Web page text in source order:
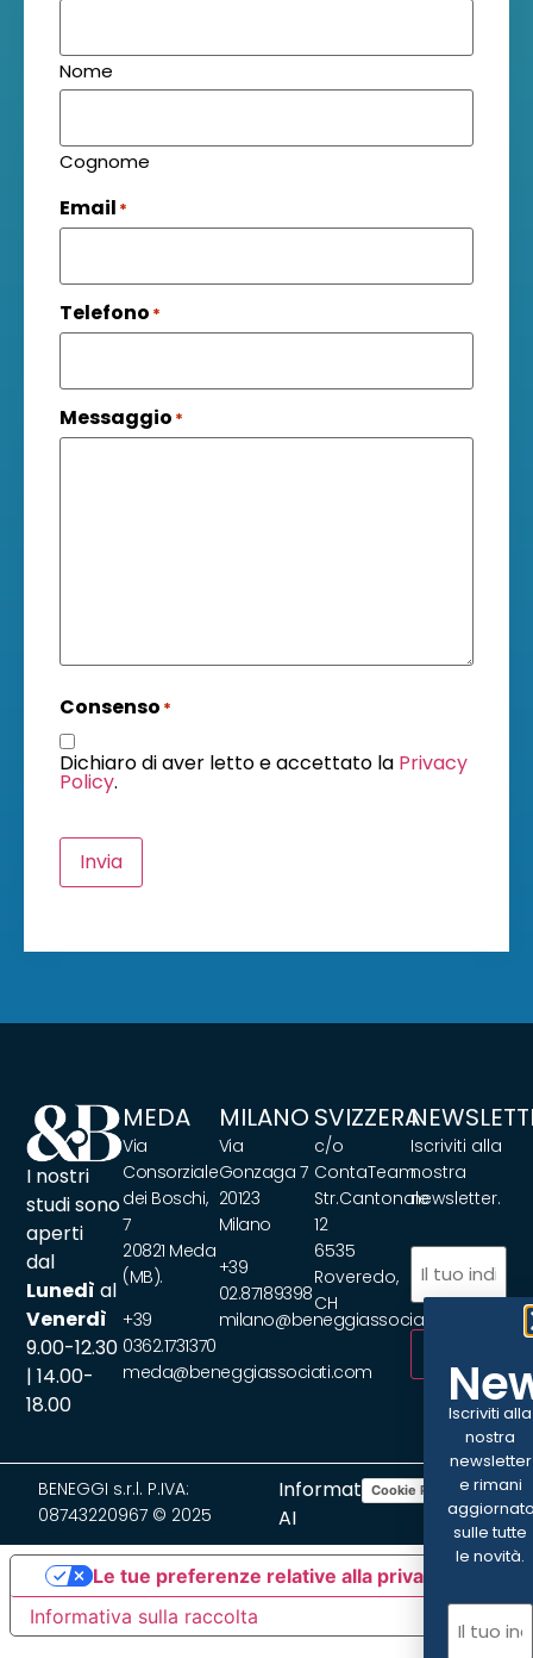
Nome
Cognome
Email *
Telefono *
Messaggio *
Consenso *
Dichiaro di aver letto e accettato la Privacy
Policy.
Invia
I nostri
studi sono
aperti
dal
Lunedì al
Venerdì
9.00-12.30
| 14.00-
18.00
MEDA
Via
Consorziale
dei Boschi,
7
20821 Meda
(MB).
+39
0362.1731370
meda@beneggiassociati.com
MILANO
Via
Gonzaga 7
20123
Milano
+39
02.87189398
milano@beneggiassociati.com
SVIZZERA
c/o
ContaTeam
Str.Cantonale
12
6535
Roveredo,
CH
Iscriviti alla
nostra
newsletter.
Email
BENEGGI s.r.l. P.IVA:
08743220967 © 2025
Informativa
AI
Cookie PolicyPrivacy Policy
Informativa sulla raccolta
Le tue preferenze relative alla privacy
Iscriviti alla
nostra
newsletter
e rimani
sulle tutte
le novità.
Email